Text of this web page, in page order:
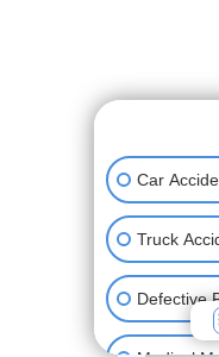
Car
Truck
Defective